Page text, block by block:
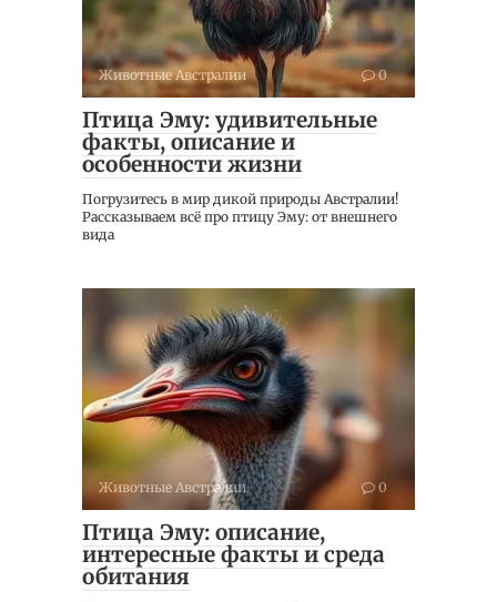
Животные Австралии 0
Птица Эму: удивительные
факты, описание и
особенности жизни
Погрузитесь в мир дикой природы Австралии!
Рассказываем всё про птицу Эму: от внешнего
вида
Животные Австралии 0
Птица Эму: описание,
интересные факты и среда
обитания